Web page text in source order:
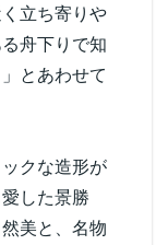
立ち寄りや
舟下りで知
とあわせて
クな造形が
した景勝
美と、名物